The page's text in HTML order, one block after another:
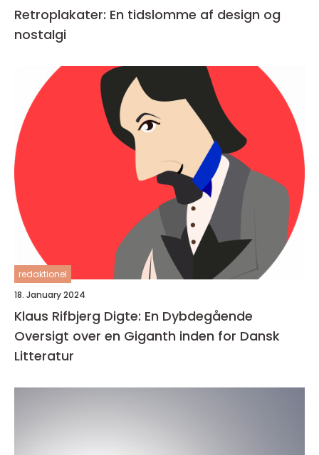
Retroplakater: En tidslomme af design og
nostalgi
redaktionel
18. January 2024
Klaus Rifbjerg Digte: En Dybdegående
Oversigt over en Giganth inden for Dansk
Litteratur